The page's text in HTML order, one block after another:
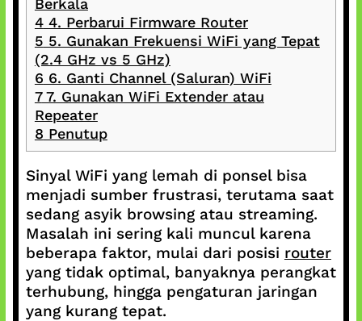
Berkala
44. Perbarui Firmware Router
5 5. Gunakan Frekuensi WiFi yang Tepat
(2.4 GHz vs 5 GHz)
6 6. Ganti Channel (Saluran) WiFi
77. Gunakan WiFi Extender atau
Repeater
8 Penutup
Sinyal WiFi yang lemah di ponsel bisa
menjadi sumber frustrasi, terutama saat
sedang asyik browsing atau streaming.
Masalah ini sering kali muncul karena
beberapa faktor, mulai dari posisi router
yang tidak optimal, banyaknya perangkat
terhubung, hingga pengaturan jaringan
yang kurang tepat.